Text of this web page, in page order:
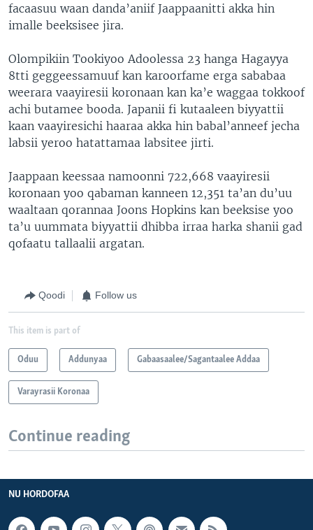
facaasuu waan danda’aniif Jaappaanitti akka hin
imalle beeksisee jira.
Olompikiin Tookiyoo Adoolessa 23 hanga Hagayya
8tti geggeessamuuf kan karoorfame erga sababaa
weerara vaayiresii koronaan kan ka’e waggaa tokkoof
achi butamee booda. Japanii fi kutaaleen biyyattii
kaan vaayiresichi haaraa akka hin babal’anneef jecha
labsii yeroo hatattamaa labsitee jirti.
Jaappaan keessaa namoonni 722,668 vaayiresii
koronaan yoo qabaman kanneen 12,351 ta’an du’uu
waaltaan qorannaa Joons Hopkins kan beeksise yoo
ta’u uummata biyyattii dhibba irraa harka shanii gad
qofaatu tallaalii argatan.
Qoodi Follow us
This item is part of
Oduu Addunyaa Gabaasaalee/Sagantaalee Addaa
Varayrasii Koronaa
Continue reading
NU HORDOFAA